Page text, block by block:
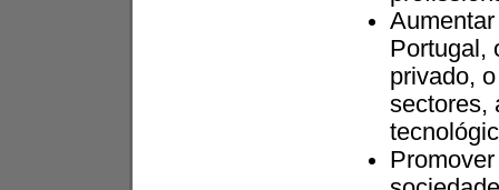
Portugal,
privado,
sectores,